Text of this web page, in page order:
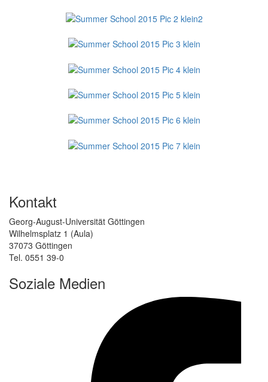
Kontakt
Georg-August-Universität Göttingen
Wilhelmsplatz 1 (Aula)
37073 Göttingen
Tel. 0551 39-0
Soziale Medien